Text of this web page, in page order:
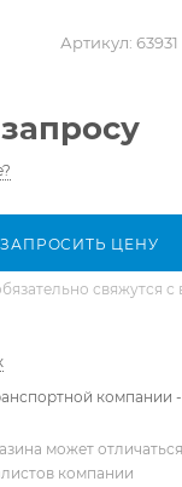
Артикул: 63931
ЗАПРОСИТЬ ЦЕНУ
свяжутся с
компании
может
компании